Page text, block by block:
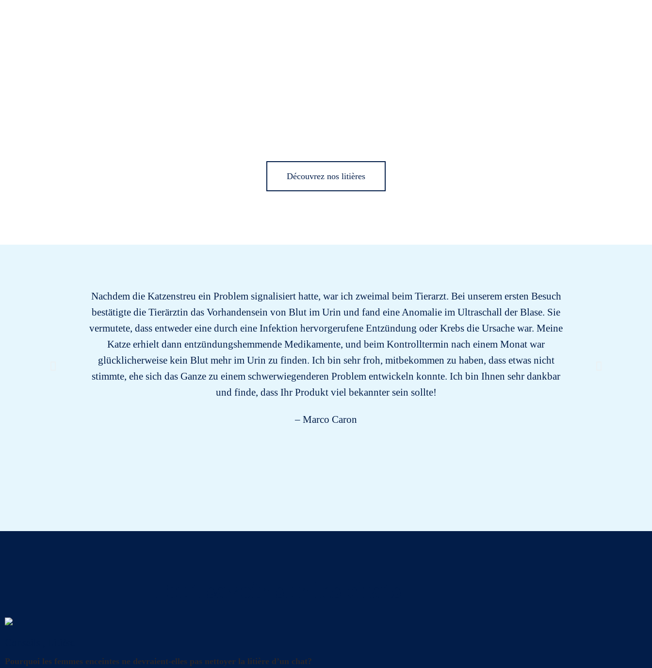
Découvrez nos litières
Nachdem die Katzenstreu ein Problem signalisiert hatte, war ich zweimal beim Tierarzt. Bei unserem ersten Besuch
bestätigte die Tierärztin das Vorhandensein von Blut im Urin und fand eine Anomalie im Ultraschall der Blase. Sie
vermutete, dass entweder eine durch eine Infektion hervorgerufene Entzündung oder Krebs die Ursache war. Meine
Katze erhielt dann entzündungshemmende Medikamente, und beim Kontrolltermin nach einem Monat war
glücklicherweise kein Blut mehr im Urin zu finden. Ich bin sehr froh, mitbekommen zu haben, dass etwas nicht
stimmte, ehe sich das Ganze zu einem schwerwiegenderen Problem entwickeln konnte. Ich bin Ihnen sehr dankbar
und finde, dass Ihr Produkt viel bekannter sein sollte!
– Marco Caron
Pourquoi les femmes enceintes ne devraient-elles pas nettoyer la litière d’un chat?